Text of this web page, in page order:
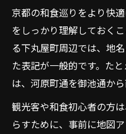
京都の和食巡りをより快
をしっかり理解しておく
る下丸屋町周辺では、地
た表記が一般的です。た
は、河原町通を御池通か
観光客や和食初心者の方
らすために、事前に地図